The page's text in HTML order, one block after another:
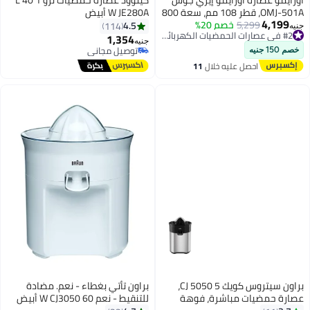
OMJ-501A، قطر 108 مم، سعة 800
مل، عصارة بطيئة
جنيه4,199
5,299خصم 20%
توصيل مجاني
خصم 150 جنيه
احصل عليه خلال 11
W JE280A أبيض
4.5
114
جنيه1,354
توصيل مجاني
توصيل مجاني
براون سيتروس كويك 5 CJ 5050،
عصارة حمضيات مباشرة، فوهة
براون تأتي بغطاء - نعم. مضادة
للتنقيط - نعم 60 W CJ3050 أبيض